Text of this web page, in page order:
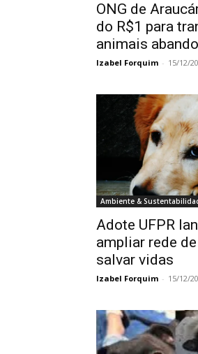
ONG de
do R$1 para
animais
Izabel Forquim - 15/12/
Ambiente &
Adote UFPR
ampliar rede
salvar vidas
Izabel Forquim - 15/12/